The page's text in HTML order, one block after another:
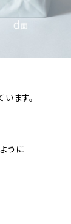
ます。
うに